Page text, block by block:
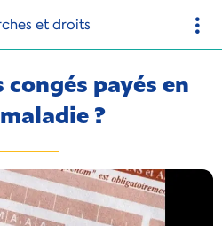
et droits
payés en
?